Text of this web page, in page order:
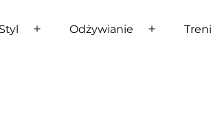
Styl
RozwińOdżywianie
Rozwiń